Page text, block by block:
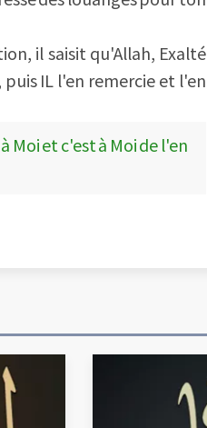
il saisit qu'Allah, Exalté
IL l'en remercie et l'en
Moi et c'est à Moi de l'en